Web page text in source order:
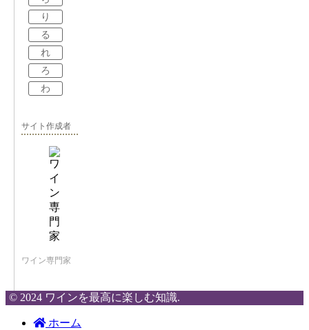
り
る
れ
ろ
わ
サイト作成者
ワイン専門家
© 2024 ワインを最高に楽しむ知識.
ホーム